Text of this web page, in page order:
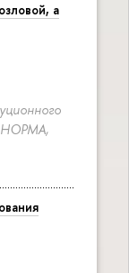
а
НОРМА,